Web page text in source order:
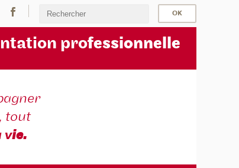
professionnelle
tout
vie.